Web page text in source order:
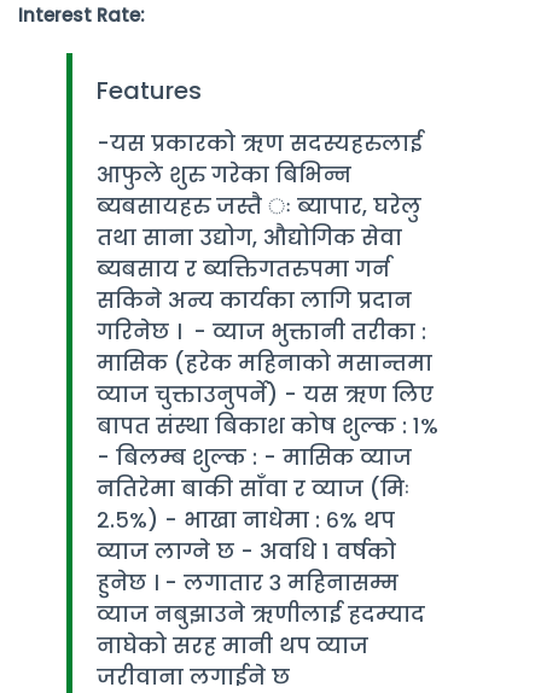
Interest Rate:
Features
-यस प्रकारको ऋण सदस्यहरुलाई
आफुले शुरु गरेका बिभिन्न
ब्यबसायहरु जस्तै ः ब्यापार, घरेलु
तथा साना उद्योग, औद्योगिक सेवा
ब्यबसाय र ब्यक्तिगतरुपमा गर्न
सकिने अन्य कार्यका लागि प्रदान
गरिनेछ । - व्याज भुक्तानी तरीका :
मासिक (हरेक महिनाको मसान्तमा
व्याज चुक्ताउनुपर्ने) - यस ऋण लिए
बापत संस्था बिकाश कोष शुल्क : १%
- बिलम्ब शुल्क : - मासिक व्याज
नतिरेमा बाकी साँवा र व्याज (मिः
२.५%) - भाखा नाधेमा : ६% थप
व्याज लाग्ने छ - अवधि १ वर्षको
हुनेछ । - लगातार ३ महिनासम्म
व्याज नबुझाउने ऋणीलाई हदम्याद
नाघेको सरह मानी थप व्याज
जरीवाना लगाईने छ